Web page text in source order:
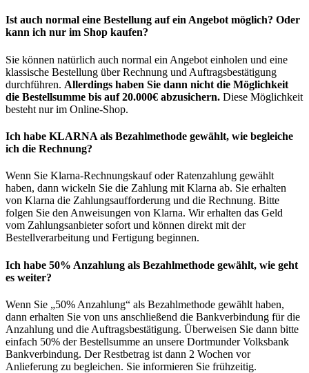
Ist auch normal eine Bestellung auf ein Angebot möglich? Oder
kann ich nur im Shop kaufen?
Sie können natürlich auch normal ein Angebot einholen und eine
klassische Bestellung über Rechnung und Auftragsbestätigung
durchführen. Allerdings haben Sie dann nicht die Möglichkeit
die Bestellsumme bis auf 20.000€ abzusichern. Diese Möglichkeit
besteht nur im Online-Shop.
Ich habe KLARNA als Bezahlmethode gewählt, wie begleiche
ich die Rechnung?
Wenn Sie Klarna-Rechnungskauf oder Ratenzahlung gewählt
haben, dann wickeln Sie die Zahlung mit Klarna ab. Sie erhalten
von Klarna die Zahlungsaufforderung und die Rechnung. Bitte
folgen Sie den Anweisungen von Klarna. Wir erhalten das Geld
vom Zahlungsanbieter sofort und können direkt mit der
Bestellverarbeitung und Fertigung beginnen.
Ich habe 50% Anzahlung als Bezahlmethode gewählt, wie geht
es weiter?
Wenn Sie „50% Anzahlung“ als Bezahlmethode gewählt haben,
dann erhalten Sie von uns anschließend die Bankverbindung für die
Anzahlung und die Auftragsbestätigung. Überweisen Sie dann bitte
einfach 50% der Bestellsumme an unsere Dortmunder Volksbank
Bankverbindung. Der Restbetrag ist dann 2 Wochen vor
Anlieferung zu begleichen. Sie informieren Sie frühzeitig.